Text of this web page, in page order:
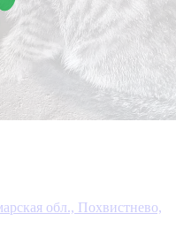
обл., Похвистнево,